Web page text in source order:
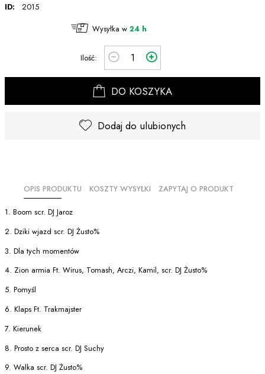
ID:
2015
Wysyłka w 24 h
Ilość:
DO KOSZYKA
Dodaj do ulubionych
OPIS PRODUKTU KOSZTY WYSYŁKI ZAPYTAJ O PRODUKT
1. Boom scr. DJ Jaroz
2. Dziki wjazd scr. DJ Żusto%
3. Dla tych momentów
4. Zion armia Ft. Wirus, Tomash, Arczi, Kamil, scr. DJ Żusto%
5. Pomyśl
6. Klaps Ft. Trakmajster
7. Kierunek
8. Prosto z serca scr. DJ Suchy
9. Walka scr. DJ Żusto%